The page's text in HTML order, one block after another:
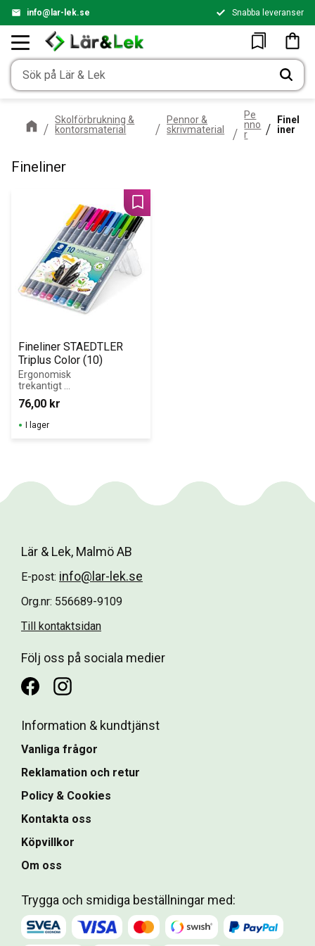
info@lar-lek.se Snabba leveranser
Favoriter
Skolförbrukning &
kontorsmaterial
Pennor &
skrivmaterial
Pe
nno
r
Finel
iner
Fineliner
Fineliner STAEDTLER
Triplus Color (10)
Ergonomisk
trekantigt
design. DRY-
SAFE bläck - kan
ligga flera dagar
utan huv utan
76,00 kr
Lägg till i favoriter
I lager
Lär & Lek, Malmö AB
E-post: info@lar-lek.se
Org.nr: 556689-9109
Till kontaktsidan
Följ oss på sociala medier
Information & kundtjänst
Vanliga frågor
Reklamation och retur
Policy & Cookies
Kontakta oss
Köpvillkor
Om oss
Trygga och smidiga beställningar med: